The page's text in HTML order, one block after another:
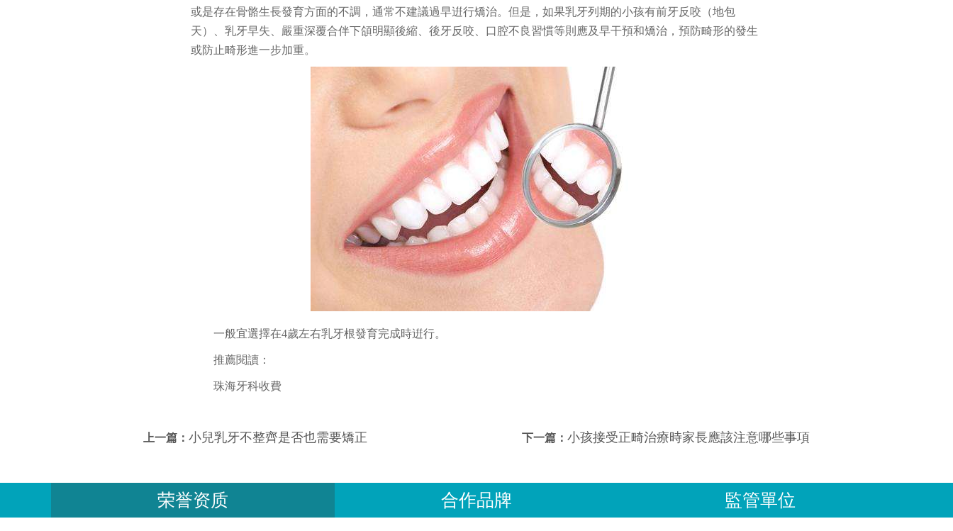
或是存在骨骼生長發育方面的不調，通常不建議過早逬行矯治。但是，如果乳牙列期的小孩有前牙反咬（地包
天）、乳牙早失、嚴重深覆合伴下頜明顯後縮、後牙反咬、口腔不良習慣等則應及早干預和矯治，預防畸形的發生
或防止畸形進一步加重。
一般宜選擇在4歲左右乳牙根發育完成時逬行。
推薦閱讀：
珠海牙科收費
上一篇： 小兒乳牙不整齊是否也需要矯正 下一篇：小孩接受正畸治療時家長應該注意哪些事項
荣誉资质 合作品牌 監管單位